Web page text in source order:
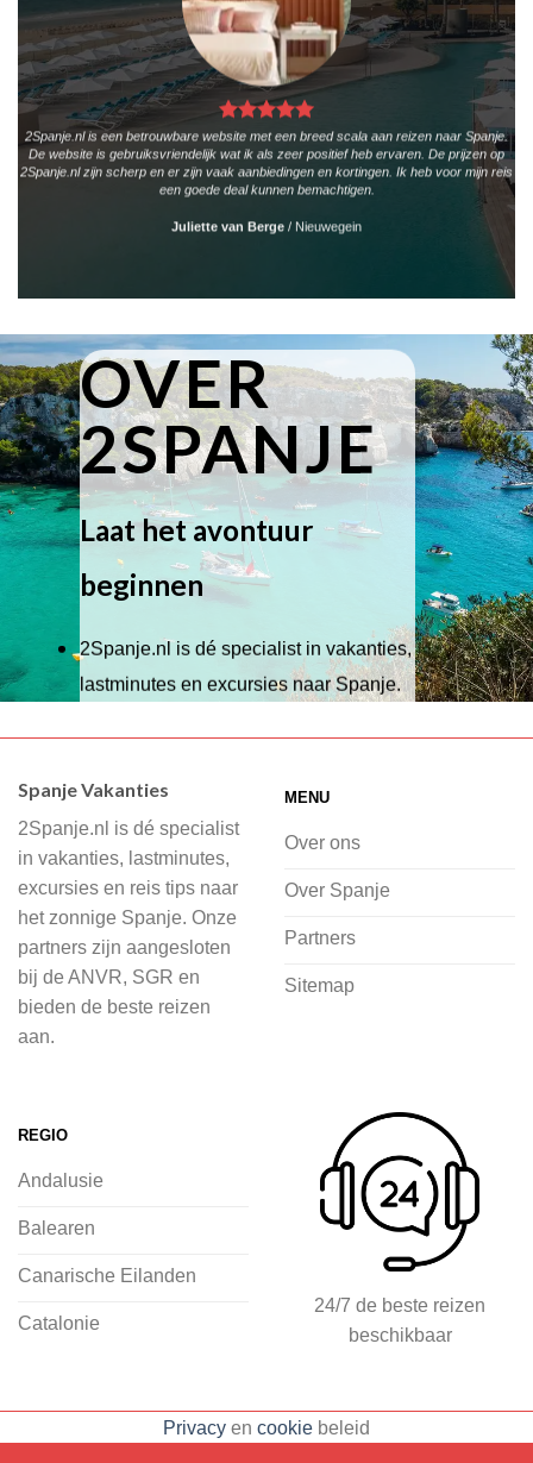
2Spanje.nl is een betrouwbare website met een breed scala aan reizen naar Spanje.
De website is gebruiksvriendelijk wat ik als zeer positief heb ervaren. De prijzen op
2Spanje.nl zijn scherp en er zijn vaak aanbiedingen en kortingen. Ik heb voor mijn reis
een goede deal kunnen bemachtigen.
Juliette van Berge / Nieuwegein
OVER
2SPANJE
Laat het avontuur
beginnen
2Spanje.nl is dé specialist in vakanties,
lastminutes en excursies naar Spanje.
Wij hebben een breed scala aan
of je nu wilt relaxen op het strand,
cultuur wilt ontdekken of avontuur zoekt
in de natuur.
Bij 2Spanje.nl begint de voorpret al
voordat je het vliegtuig instapt, door
inspiratie op te doen over dit zonnige
vliegvakantie zoeken en boeken bij
2Spanje.nl, met een team dat altijd
klaarstaat om eventuele vragen te
beantwoorden en ervoor te zorgen dat
jij met een gerust hart op vakantie kunt
accommodaties: resorts, hotels en
Spanje Vakanties
2Spanje.nl is dé specialist
in vakanties, lastminutes,
excursies en reis tips naar
het zonnige Spanje. Onze
partners zijn aangesloten
bij de ANVR, SGR en
bieden de beste reizen
aan.
MENU
Over ons
Over Spanje
Partners
Sitemap
REGIO
Andalusie
Balearen
Canarische Eilanden
Catalonie
24/7 de beste reizen
beschikbaar
Privacy en cookie beleid